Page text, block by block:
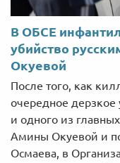
В ОБСЕ
убийство
Окуевой
После того, как
очередное дерзкое
и одного из
Амины Окуевой и
Осмаева, в